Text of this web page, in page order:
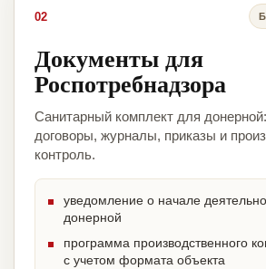
02
Документы для
Роспотребнадзора
Санитарный комплект для
договоры, журналы, приказы и
контроль.
уведомление о начале
донерной
программа производственного
с учетом формата объекта